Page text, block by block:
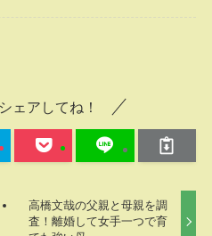
ェアしてね！
高橋文哉の父親と母親を調
査！離婚して女手一つで育